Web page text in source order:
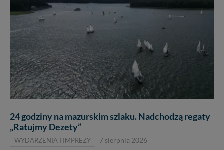
24 godziny na mazurskim szlaku. Nadchodzą regaty
„Ratujmy Dezety”
WYDARZENIA I IMPREZY 7 sierpnia 2026